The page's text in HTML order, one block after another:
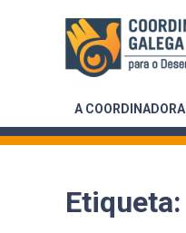
A COORDINADORA
Etiqueta: